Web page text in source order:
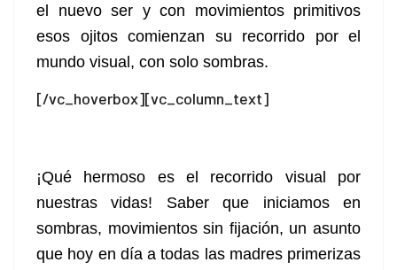
el nuevo ser y con movimientos primitivos
esos ojitos comienzan su recorrido por el
mundo visual, con solo sombras.
[/vc_hoverbox][vc_column_text]
¡Qué hermoso es el recorrido visual por
nuestras vidas! Saber que iniciamos en
sombras, movimientos sin fijación, un asunto
que hoy en día a todas las madres primerizas